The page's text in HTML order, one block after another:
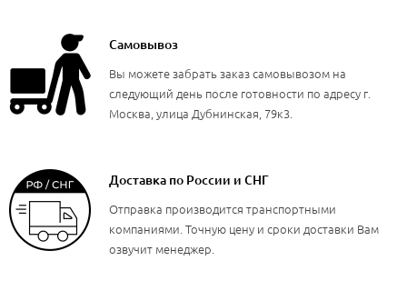
Самовывоз
Вы можете забрать заказ самовывозом на
следующий день после готовности по адресу г.
Москва, улица Дубнинская, 79к3.
Доставка по России и СНГ
Отправка производится транспортными
компаниями. Точную цену и сроки доставки Вам
озвучит менеджер.